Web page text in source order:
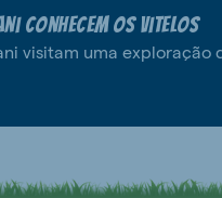
conhecem os vitelos
visitam uma exploração